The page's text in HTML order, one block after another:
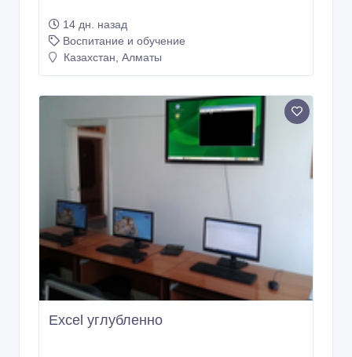
14 дн. назад
Воспитание и обучение
Казахстан, Алматы
Excel углубленно